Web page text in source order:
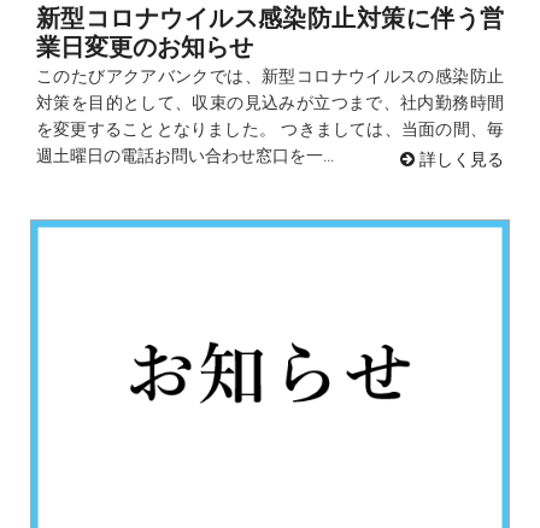
新型コロナウイルス感染防止対策に伴う営
業日変更のお知らせ
このたびアクアバンクでは、新型コロナウイルスの感染防止
対策を目的として、収束の見込みが立つまで、社内勤務時間
を変更することとなりました。 つきましては、当面の間、毎
週土曜日の電話お問い合わせ窓口を一...
詳しく見る